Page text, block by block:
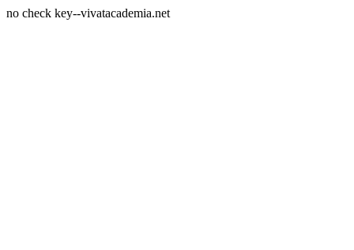
no check key--vivatacademia.net